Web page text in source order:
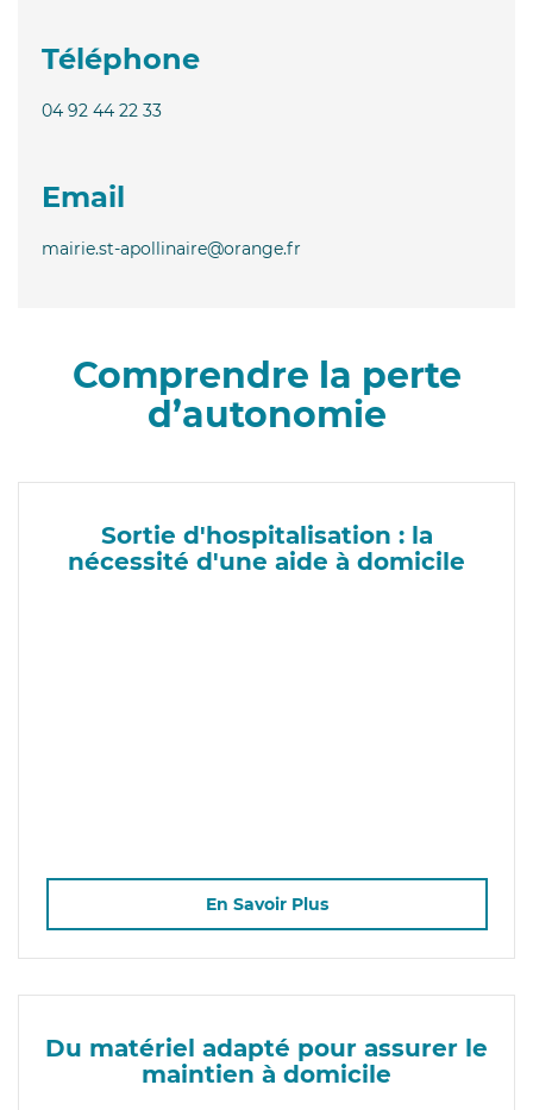
Téléphone
04 92 44 22 33
Email
mairie.st-apollinaire@orange.fr
Comprendre la perte
d’autonomie
Sortie d'hospitalisation : la
nécessité d'une aide à domicile
En Savoir Plus
Du matériel adapté pour assurer le
maintien à domicile